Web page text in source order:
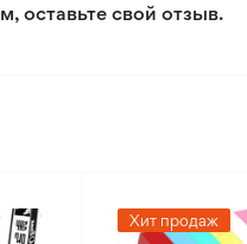
оставьте свой отзыв.
Хит продаж